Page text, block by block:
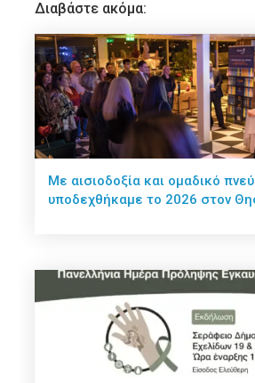
Διαβάστε ακόμα:
Με αισιοδοξία και ομαδικό
υποδεχθήκαμε το 2026 στον